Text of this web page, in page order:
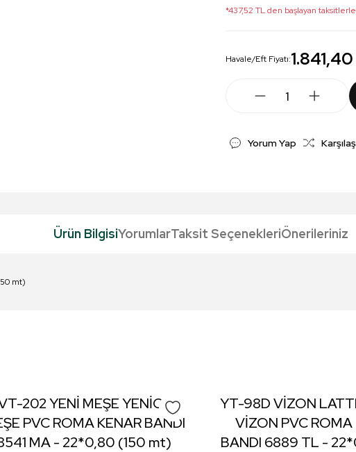
*437,52 TL den başlayan
Havale/Eft Fiyatı:
Yorum Yap
Ürün BilgisiYorumlarTaksit SeçenekleriÖnerileriniz
mt)
202 YENİ MEŞE YENİCE
PVC ROMA KENAR BANDI
MA - 22*0,80 (150 mt)
YT-98D VİZON
VİZON PVC ROMA
BANDI 6889 TL -